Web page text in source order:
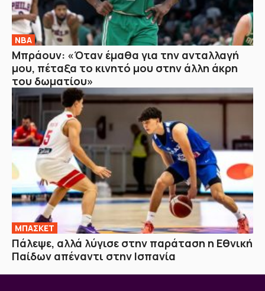
NBA
Μπράουν: «Όταν έμαθα για την ανταλλαγή
μου, πέταξα το κινητό μου στην άλλη άκρη
του δωματίου»
ΜΠΑΣΚΕΤ
Πάλεψε, αλλά λύγισε στην παράταση η Εθνική
Παίδων απέναντι στην Ισπανία